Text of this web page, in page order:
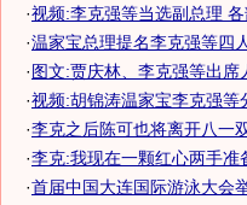
·视频:李克强等当选副总理
·温家宝总理提名李克强等四
·图文:贾庆林、李克强等出席
·视频:胡锦涛温家宝李克强等
·李克之后陈可也将离开八一
·李克:我现在一颗红心两手准
·首届中国大连国际游泳大会